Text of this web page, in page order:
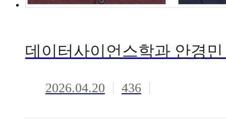
2026.04.20 436